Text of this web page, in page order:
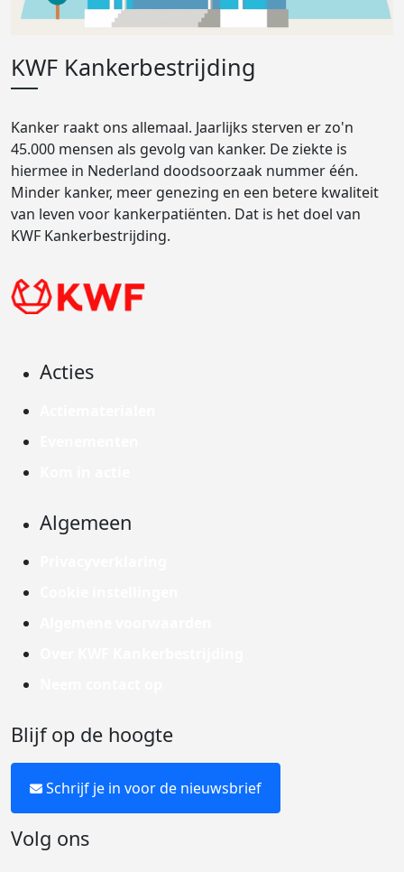
KWF Kankerbestrijding
Kanker raakt ons allemaal. Jaarlijks sterven er zo'n
45.000 mensen als gevolg van kanker. De ziekte is
hiermee in Nederland doodsoorzaak nummer één.
Minder kanker, meer genezing en een betere kwaliteit
van leven voor kankerpatiënten. Dat is het doel van
KWF Kankerbestrijding.
Acties
Algemeen
Blijf op de hoogte
Schrijf je in voor de nieuwsbrief
Volg ons